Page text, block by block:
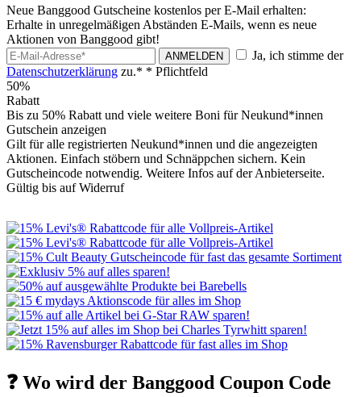
Neue Banggood Gutscheine kostenlos per E-Mail erhalten:
Erhalte in unregelmäßigen Abständen E-Mails, wenn es neue
Aktionen von Banggood gibt!
ANMELDEN
Ja, ich stimme der
Datenschutzerklärung zu.* * Pflichtfeld
50%
Rabatt
Bis zu 50% Rabatt und viele weitere Boni für Neukund*innen
Gutschein anzeigen
Gilt für alle registrierten Neukund*innen und die angezeigten
Aktionen. Einfach stöbern und Schnäppchen sichern. Kein
Gutscheincode notwendig. Weitere Infos auf der Anbieterseite.
Gültig bis auf Widerruf
❓ Wo wird der Banggood Coupon Code